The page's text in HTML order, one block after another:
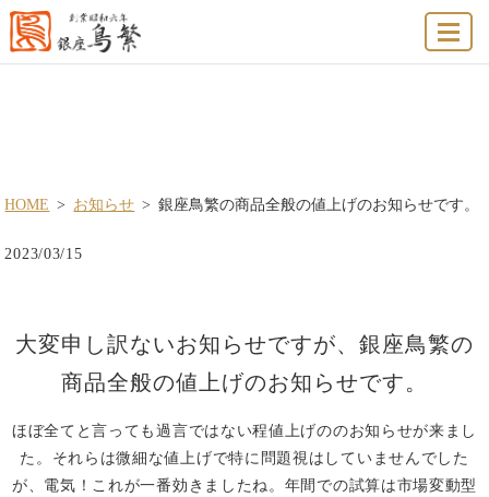
MENU
HOME お知らせ 銀座鳥繁の商品全般の値上げのお知らせです。
2023/03/15
大変申し訳ないお知らせですが、銀座鳥繁の
商品全般の値上げのお知らせです。
ほぼ全てと言っても過言ではない程値上げののお知らせが来まし
た。それらは微細な値上げで特に問題視はしていませんでした
が、電気！これが一番効きましたね。年間での試算は市場変動型